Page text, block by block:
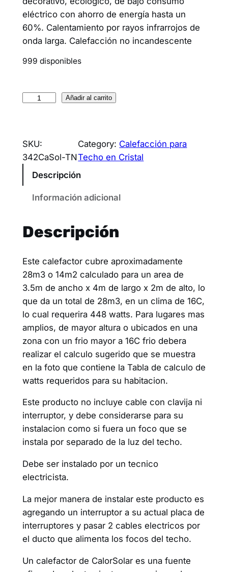
eléctrico con ahorro de energía hasta un
60%. Calentamiento por rayos infrarrojos de
onda larga. Calefacción no incandescente
999 disponibles
Añadir al carrito
SKU:
342CaSol-TN
Category: Calefacción para
Techo en Cristal
Descripción
Información adicional
Descripción
Este calefactor cubre aproximadamente
28m3 o 14m2 calculado para un area de
3.5m de ancho x 4m de largo x 2m de alto, lo
que da un total de 28m3, en un clima de 16C,
lo cual requerira 448 watts. Para lugares mas
amplios, de mayor altura o ubicados en una
zona con un frio mayor a 16C frio debera
realizar el calculo sugerido que se muestra
en la foto que contiene la Tabla de calculo de
watts requeridos para su habitacion.
Este producto no incluye cable con clavija ni
interruptor, y debe considerarse para su
instalacion como si fuera un foco que se
instala por separado de la luz del techo.
Debe ser instalado por un tecnico
electricista.
La mejor manera de instalar este producto es
agregando un interruptor a su actual placa de
interruptores y pasar 2 cables electricos por
el ducto que alimenta los focos del techo.
Un calefactor de CalorSolar es una fuente